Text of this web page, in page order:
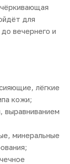
для
вечернего и
лёгкие
кожи;
выравниванием
минеральные